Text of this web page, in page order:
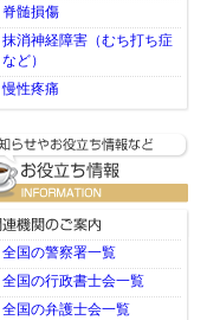
脊髄損傷
抹消神経障害（むち打ち症
など）
慢性疼痛
全国の警察署一覧
全国の行政書士会一覧
全国の弁護士会一覧